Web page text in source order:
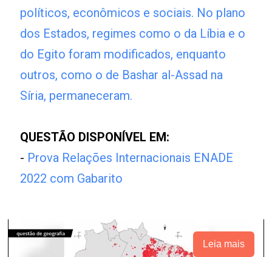
políticos, econômicos e sociais. No plano
dos Estados, regimes como o da Líbia e o
do Egito foram modificados, enquanto
outros, como o de Bashar al-Assad na
Síria, permaneceram.
QUESTÃO DISPONÍVEL EM:
- Prova Relações Internacionais ENADE
2022 com Gabarito
Leia mais